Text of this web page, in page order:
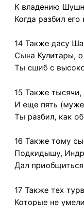
К владению
Когда разбил его
14 Также дасу
Сына Кулитары,
Ты сшиб с
15 Также тысячи,
И еще пять
Ты разбил, как
16 Также тому
Подкидышу,
Дал
17 Также тех
Которые не